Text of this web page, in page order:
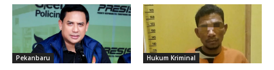
Pekanbaru Hukum Kriminal